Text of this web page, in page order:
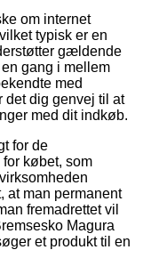
om internet
typisk er en
gældende
gang i mellem
med
det dig genvej til at
med dit indkøb.
for de
købet, som
at man permanent
fremadrettet vil
Magura
et produkt til en